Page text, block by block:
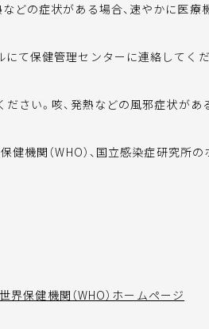
どの症状がある場合、速やかに医療
て保健管理センターに連絡してくだ
さい。咳、発熱などの風邪症状があ
機関（WHO）、国立感染症研究所の
健機関（WHO）ホームページ